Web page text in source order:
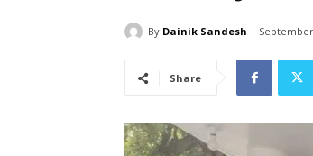
By Dainik Sandesh
Share